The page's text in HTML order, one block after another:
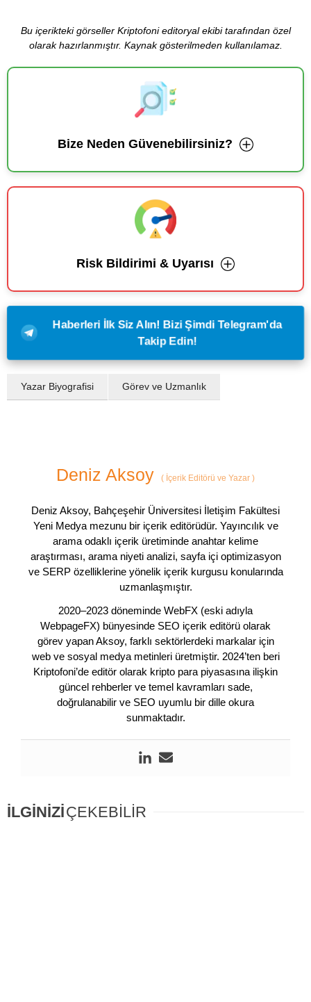
Bu içerikteki görseller Kriptofoni editoryal ekibi tarafından özel
olarak hazırlanmıştır. Kaynak gösterilmeden kullanılamaz.
Bize Neden Güvenebilirsiniz?
Risk Bildirimi & Uyarısı
Haberleri İlk Siz Alın! Bizi Şimdi Telegram'da
Takip Edin!
Yazar Biyografisi Görev ve Uzmanlık
Deniz Aksoy ( İçerik Editörü ve Yazar )
Deniz Aksoy, Bahçeşehir Üniversitesi İletişim Fakültesi
Yeni Medya mezunu bir içerik editörüdür. Yayıncılık ve
arama odaklı içerik üretiminde anahtar kelime
araştırması, arama niyeti analizi, sayfa içi optimizasyon
ve SERP özelliklerine yönelik içerik kurgusu konularında
uzmanlaşmıştır.
2020–2023 döneminde WebFX (eski adıyla
WebpageFX) bünyesinde SEO içerik editörü olarak
görev yapan Aksoy, farklı sektörlerdeki markalar için
web ve sosyal medya metinleri üretmiştir. 2024’ten beri
Kriptofoni’de editör olarak kripto para piyasasına ilişkin
güncel rehberler ve temel kavramları sade,
doğrulanabilir ve SEO uyumlu bir dille okura
sunmaktadır.
İLGİNİZİÇEKEBİLİR